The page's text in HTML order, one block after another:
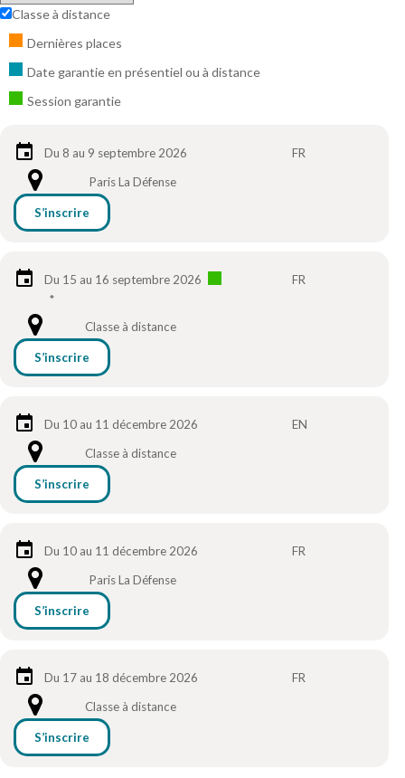
Classe à distance
Dernières places
Date garantie en présentiel ou à distance
Session garantie
Du 8 au 9 septembre 2026
FR
Paris La Défense
S’inscrire
Du 15 au 16 septembre 2026
*
FR
Classe à distance
S’inscrire
Du 10 au 11 décembre 2026
EN
Classe à distance
S’inscrire
Du 10 au 11 décembre 2026
FR
Paris La Défense
S’inscrire
Du 17 au 18 décembre 2026
FR
Classe à distance
S’inscrire